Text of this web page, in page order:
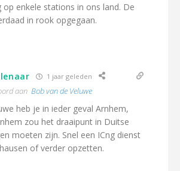
op enkele stations in ons land. De
in rook opgegaan.
1 jaar geleden
aan Bob van de Veluwe
heb je in ieder geval Arnhem,
zou het draaipunt in Duitse
moeten zijn. Snel een ICng dienst
of verder opzetten.